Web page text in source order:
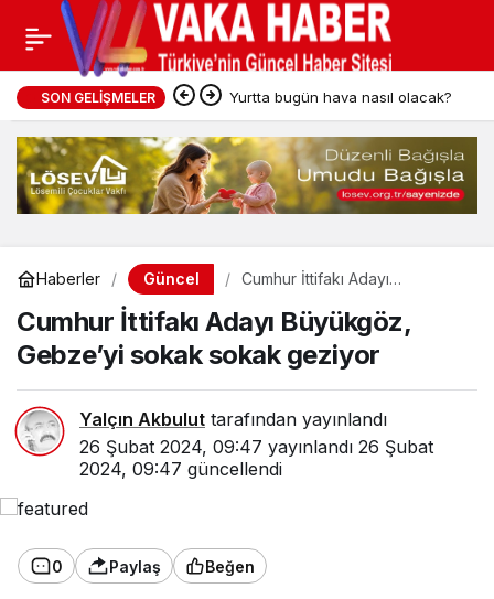
SON GELIŞMELER Yurtta bugün hava nasıl olacak?
Haberler Güncel
Cumhur İttifakı Adayı
sokak geziyor
Cumhur İttifakı Adayı Büyükgöz,
Gebze’yi sokak sokak geziyor
Yalçın Akbulut tarafından yayınlandı
26 Şubat 2024, 09:47 yayınlandı 26 Şubat
2024, 09:47 güncellendi
0 Paylaş Beğen